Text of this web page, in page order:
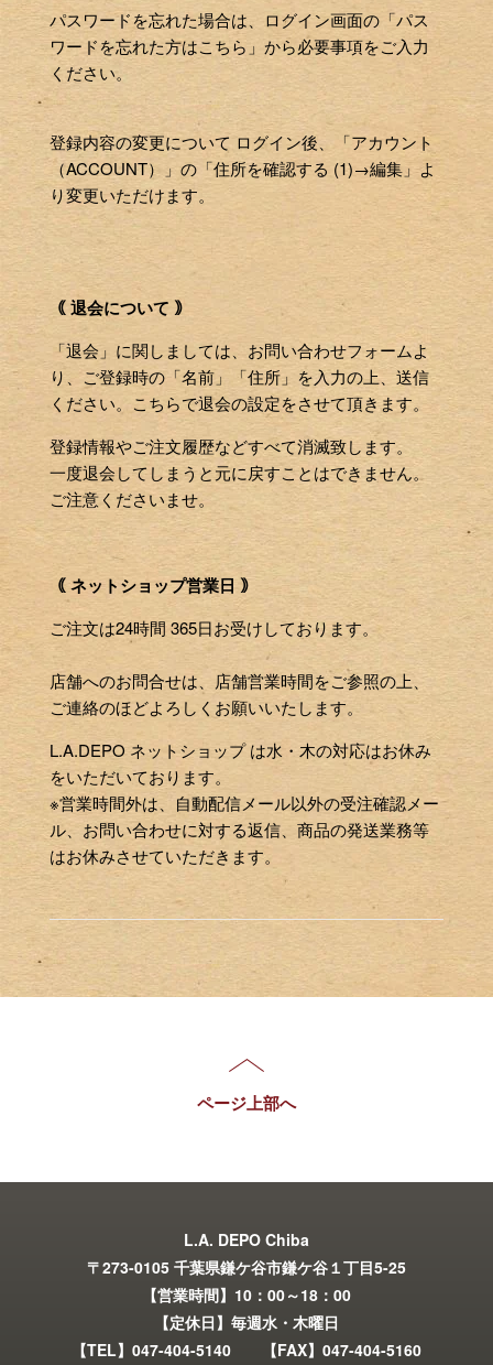
パスワードを忘れた場合は、ログイン画面の「パス
ワードを忘れた方はこちら」から必要事項をご入力
ください。
登録内容の変更について ログイン後、「アカウント
（ACCOUNT）」の「住所を確認する (1)→編集」よ
り変更いただけます。
｟ 退会について ｠
「退会」に関しましては、お問い合わせフォームよ
り、ご登録時の「名前」「住所」を入力の上、送信
ください。こちらで退会の設定をさせて頂きます。
登録情報やご注文履歴などすべて消滅致します。
一度退会してしまうと元に戻すことはできません。
ご注意くださいませ。
｟ ネットショップ営業日 ｠
ご注文は24時間 365日お受けしております。
店舗へのお問合せは、店舗営業時間をご参照の上、
ご連絡のほどよろしくお願いいたします。
L.A.DEPO ネットショップ は水・木の対応はお休み
をいただいております。
※営業時間外は、自動配信メール以外の受注確認メー
ル、お問い合わせに対する返信、商品の発送業務等
はお休みさせていただきます。
ページ上部へ
L.A. DEPO Chiba
〒273-0105 千葉県鎌ケ谷市鎌ケ谷１丁目5-25
【営業時間】10：00～18：00
【定休日】毎週水・木曜日
【TEL】047-404-5140 【FAX】047-404-5160